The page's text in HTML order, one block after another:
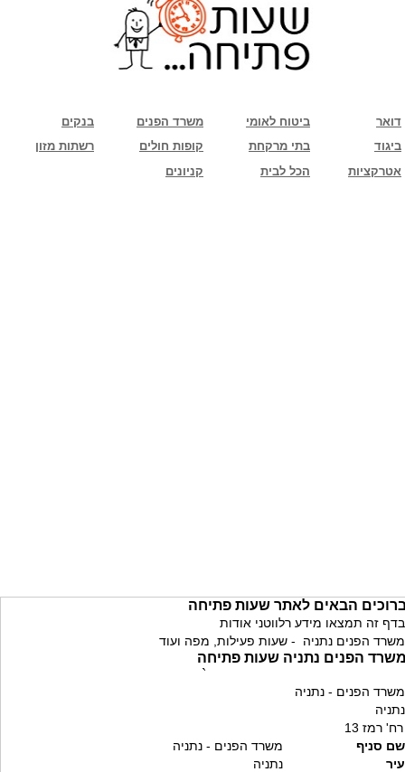
בנקים משרד הפנים ביטוח לאומי
דואר
רשתות מזון
קופות חולים בתי מרקחת
ביגוד
קניונים
הכל לבית אטרקציות
הבאים לאתר שעות פתיחה
בדף זה תמצאו מידע רלווטני אודות
משרד הפנים נתניה - שעות פעילות, מפה ועוד
הפנים נתניה שעות פתיחה
`
משרד הפנים - נתניה
נתניה
רח' רמז 13
שם סניף
משרד הפנים - נתניה
עיר
נתניה